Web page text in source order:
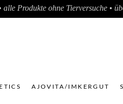
Produkte ohne Tierversuche •
AJOVITA/IMKERGUT